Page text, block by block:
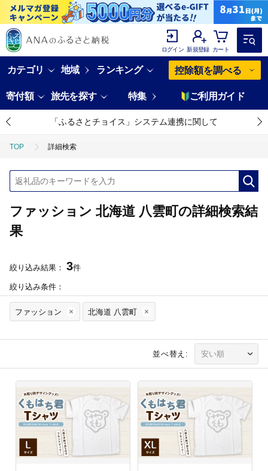
ログイン 新規登録 カート
カテゴリ 地域 ランキング 控除額を調べる
寄付額 旅先を探す 特集 ご利用ガイド
「ふるさとチョイス」システム連携に関して
TOP 詳細検索
ファッション 北海道 八雲町の詳細検索結
果
絞り込み結果： 3件
絞り込み条件：
ファッション 北海道 八雲町
並べ替え: